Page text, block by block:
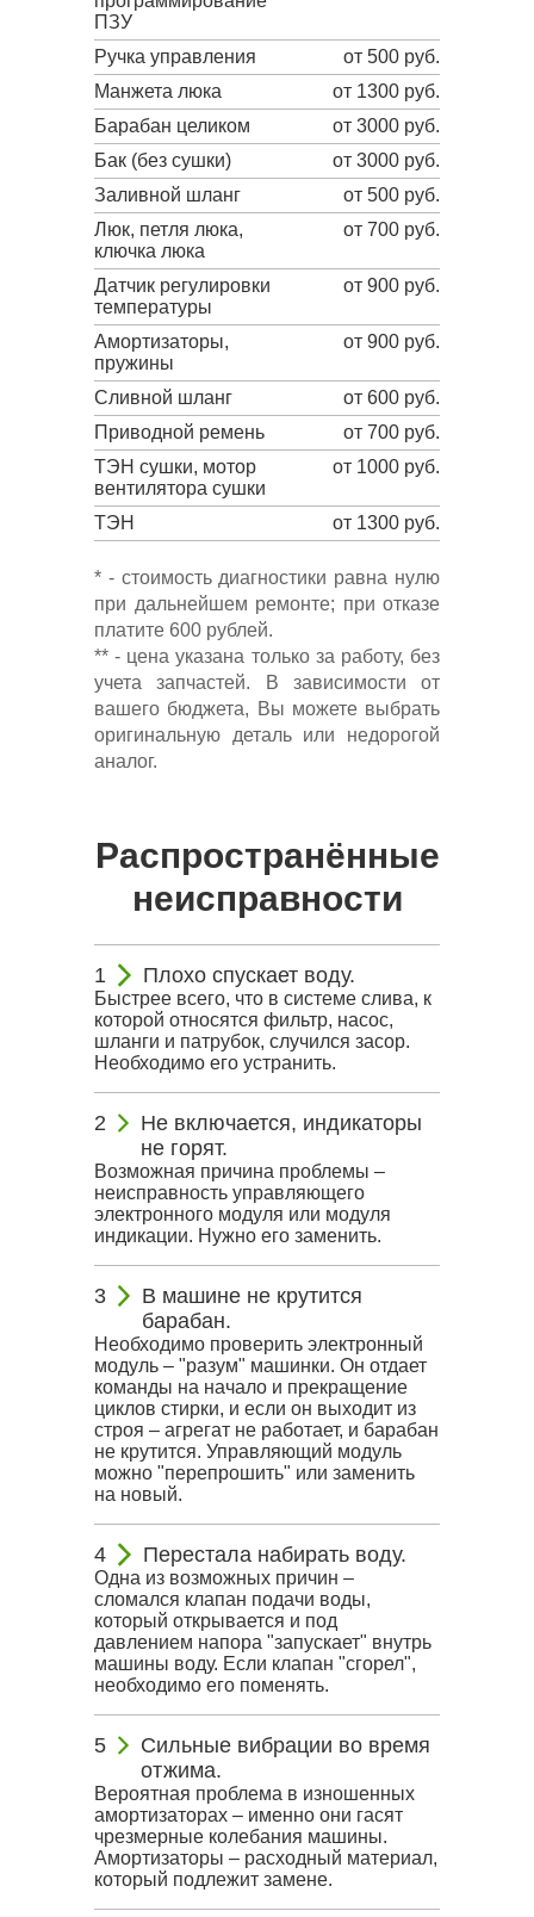
ПЗУ
Ручка управления
от 500 руб.
Манжета люка
от 1300 руб.
Барабан целиком
от 3000 руб.
Бак (без сушки)
от 3000 руб.
Заливной шланг
от 500 руб.
Люк, петля люка,
ключка люка
от 700 руб.
Датчик регулировки
температуры
от 900 руб.
Амортизаторы,
пружины
от 900 руб.
Сливной шланг
от 600 руб.
Приводной ремень
от 700 руб.
ТЭН сушки, мотор
вентилятора сушки
от 1000 руб.
ТЭН от 1300 руб.
* - стоимость диагностики равна нулю
при дальнейшем ремонте; при отказе
платите 600 рублей.
** - цена указана только за работу, без
учета запчастей. В зависимости от
вашего бюджета, Вы можете выбрать
оригинальную деталь или недорогой
аналог.
Распространённые
неисправности
Плохо спускает воду.
Быстрее всего, что в системе слива, к
которой относятся фильтр, насос,
шланги и патрубок, случился засор.
Необходимо его устранить.
Не включается, индикаторы
не горят.
Возможная причина проблемы –
неисправность управляющего
электронного модуля или модуля
индикации. Нужно его заменить.
В машине не крутится
барабан.
Необходимо проверить электронный
модуль – "разум" машинки. Он отдает
команды на начало и прекращение
циклов стирки, и если он выходит из
строя – агрегат не работает, и барабан
не крутится. Управляющий модуль
можно "перепрошить" или заменить
на новый.
Перестала набирать воду.
Одна из возможных причин –
сломался клапан подачи воды,
который открывается и под
давлением напора "запускает" внутрь
машины воду. Если клапан "сгорел",
необходимо его поменять.
Сильные вибрации во время
отжима.
Вероятная проблема в изношенных
амортизаторах – именно они гасят
чрезмерные колебания машины.
Амортизаторы – расходный материал,
который подлежит замене.